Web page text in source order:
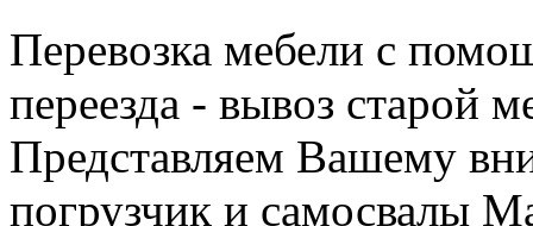
Перевозка мебели с
переезда - вывоз старой
Представляем Вашему
погрузчик и самосвалы